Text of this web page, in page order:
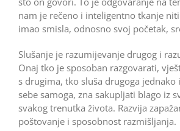
nam je rečeno i inteligentno tkanje
imao smisla, odnosno svoj početak,
Slušanje je razumijevanje drugog i
Onaj tko je sposoban razgovarati,
s drugima, tko sluša drugoga jednako
sebe samoga, zna sakupljati blago iz
svakog trenutka života. Razvija
poštovanje i sposobnost razmišljanja.